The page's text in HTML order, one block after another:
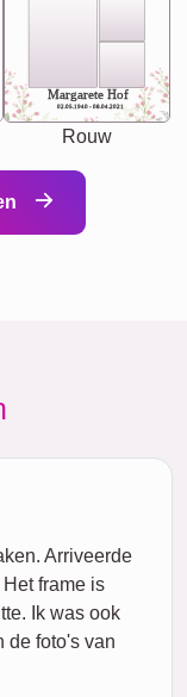
Margarete Hof
02.05.1940 - 08.04.2021
Rouw
Arriveerde
frame is
Ik was ook
de foto's van